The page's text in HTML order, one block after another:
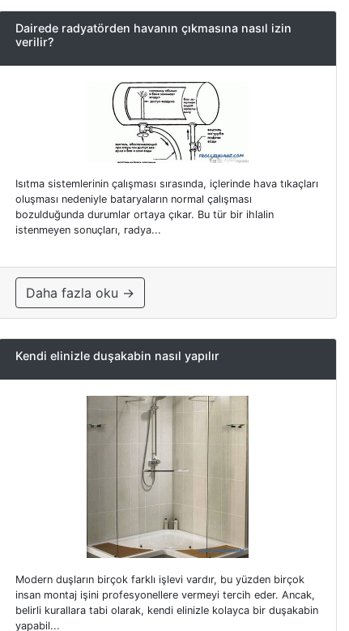
Dairede radyatörden havanın çıkmasına nasıl izin
verilir?
Isıtma sistemlerinin çalışması sırasında, içlerinde hava tıkaçları
oluşması nedeniyle bataryaların normal çalışması
bozulduğunda durumlar ortaya çıkar. Bu tür bir ihlalin
istenmeyen sonuçları, radya...
Daha fazla oku →
Kendi elinizle duşakabin nasıl yapılır
Modern duşların birçok farklı işlevi vardır, bu yüzden birçok
insan montaj işini profesyonellere vermeyi tercih eder. Ancak,
belirli kurallara tabi olarak, kendi elinizle kolayca bir duşakabin
yapabil...